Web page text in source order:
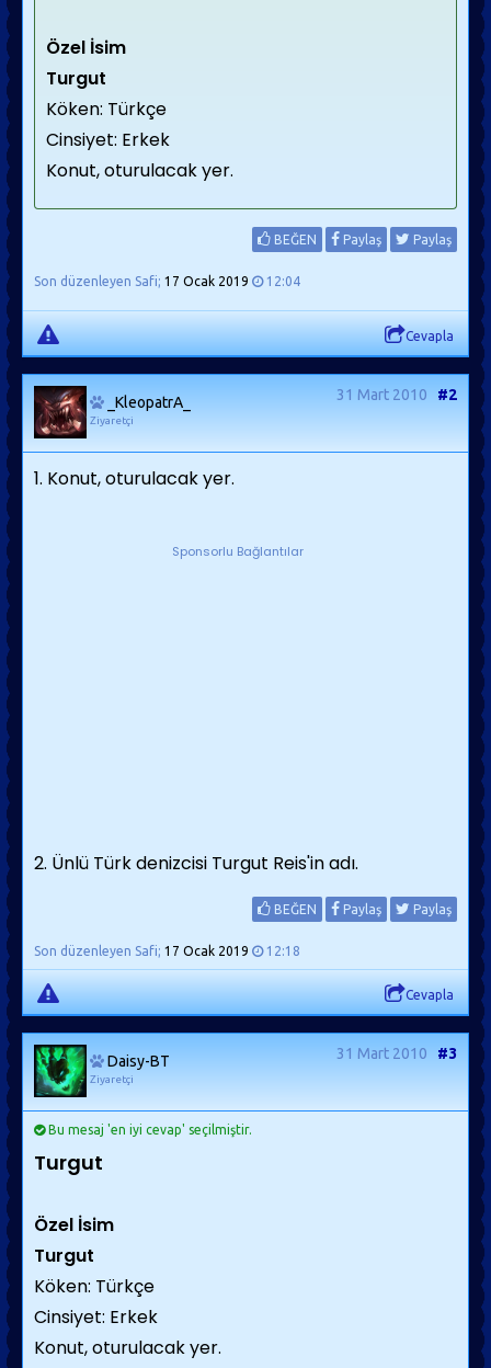
Özel İsim
Turgut
Köken: Türkçe
Cinsiyet: Erkek
Konut, oturulacak yer.
BEĞEN Paylaş Paylaş
Son düzenleyen Safi; 17 Ocak 2019 12:04
Cevapla
_KleopatrA_
Ziyaretçi
31 Mart 2010 #2
1. Konut, oturulacak yer.
Sponsorlu Bağlantılar
2. Ünlü Türk denizcisi Turgut Reis'in adı.
BEĞEN Paylaş Paylaş
Son düzenleyen Safi; 17 Ocak 2019 12:18
Cevapla
Daisy-BT
Ziyaretçi
31 Mart 2010 #3
Bu mesaj 'en iyi cevap' seçilmiştir.
Turgut
Özel İsim
Turgut
Köken: Türkçe
Cinsiyet: Erkek
Konut, oturulacak yer.